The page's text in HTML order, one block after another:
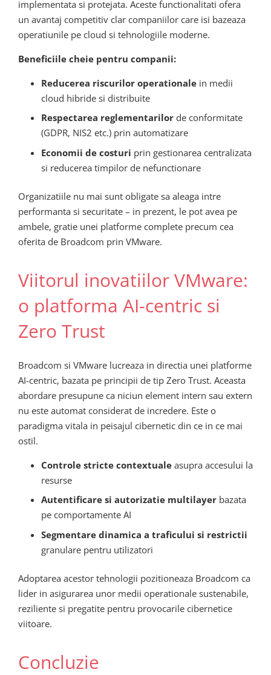
implementata si protejata. Aceste functionalitati ofera
un avantaj competitiv clar companiilor care isi bazeaza
operatiunile pe cloud si tehnologiile moderne.
Beneficiile cheie pentru companii:
Reducerea riscurilor operationalein medii
cloud hibride si distribuite
Respectarea reglementarilorde conformitate
(GDPR, NIS2 etc.) prin automatizare
Economii de costuri prin gestionarea centralizata
si reducerea timpilor de nefunctionare
Organizatiile nu mai sunt obligate sa aleaga intre
performanta si securitate – in prezent, le pot avea pe
ambele, gratie unei platforme complete precum cea
oferita de Broadcom prin VMware.
Viitorul inovatiilor VMware:
o platforma AI-centric si
Zero Trust
Broadcom si VMware lucreaza in directia unei platforme
AI-centric, bazata pe principii de tip Zero Trust. Aceasta
abordare presupune ca niciun element intern sau extern
nu este automat considerat de incredere. Este o
paradigma vitala in peisajul cibernetic din ce in ce mai
ostil.
Controle stricte contextualeasupra accesului la
resurse
Autentificare si autorizatie multilayerbazata
pe comportamente AI
Segmentare dinamica a traficului si restrictii
granulare pentru utilizatori
Adoptarea acestor tehnologii pozitioneaza Broadcom ca
lider in asigurarea unor medii operationale sustenabile,
reziliente si pregatite pentru provocarile cibernetice
viitoare.
Concluzie